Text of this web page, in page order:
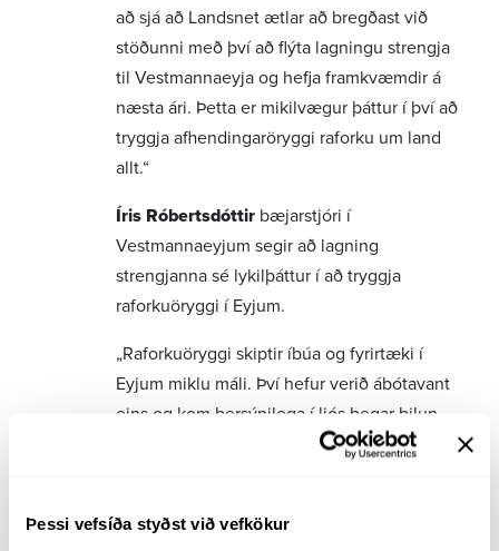
Þessi vefsíða styðst við vefkökur
að sjá að Landsnet ætlar að bregðast við
stöðunni með því að flýta lagningu strengja
til Vestmannaeyja og hefja framkvæmdir á
næsta ári. Þetta er mikilvægur þáttur í því að
tryggja afhendingaröryggi raforku um land
allt.“
Íris Róbertsdóttir bæjarstjóri í
Vestmannaeyjum segir að lagning
strengjanna sé lykilþáttur í að tryggja
raforkuöryggi í Eyjum.
„Raforkuöryggi skiptir íbúa og fyrirtæki í
Eyjum miklu máli. Því hefur verið ábótavant
eins og kom bersýnilega í ljós þegar bilun
varð í VM3. Ef horfa á til orkuskipta í
Þessir tveir nýju strengir tryggja það öryggi